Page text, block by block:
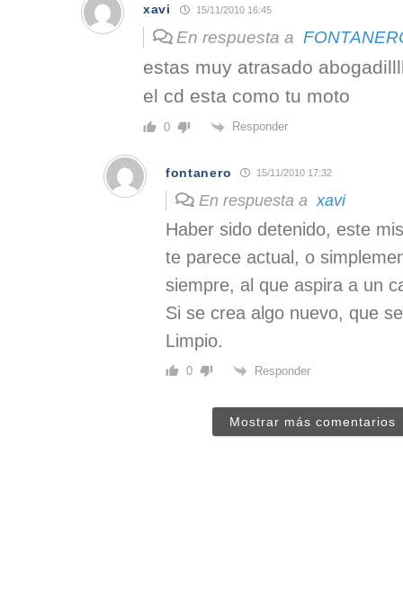
xavi 15/11/2010 16:45
En respuesta a
estas muy atrasado
el cd esta como tu moto
0 Responder
fontanero 15/11/2010 17:32
En respuesta a xavi
Haber sido detenido, este
te parece actual, o
siempre, al que aspira a un
Si se crea algo nuevo, que
Limpio.
0 Responder
Mostrar más comentarios